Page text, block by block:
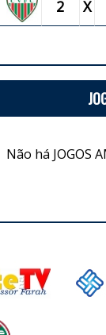
2 X
Não há JOGOS